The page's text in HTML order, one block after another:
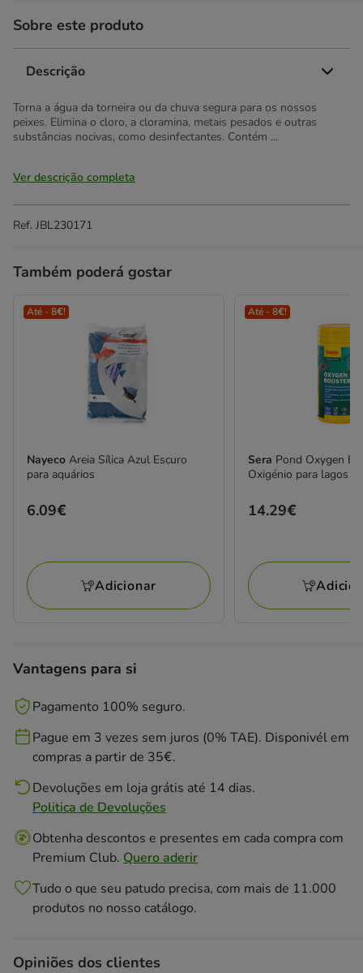
Sobre este produto
Descrição
Torna a água da torneira ou da chuva segura para os nossos
peixes. Elimina o cloro, a cloramina, metais pesados e outras
substâncias nocivas, como desinfectantes. Contém ...
Ver descrição completa
Ref. JBL230171
Também poderá gostar
Até - 8€!
Nayeco Areia Sílica Azul Escuro
para aquários
Preço
6.09€
Adicionar
Até - 8€!
Sera Pond Oxygen
Oxigénio para lagos
Preço
14.29€
Vantagens para si
Pagamento 100% seguro.
Pague em 3 vezes sem juros (0% TAE). Disponivél em
compras a partir de 35€.
Devoluções em loja grátis até 14 dias.
Politica de Devoluções
Obtenha descontos e presentes em cada compra com
Premium Club. Quero aderir
Tudo o que seu patudo precisa, com mais de 11.000
produtos no nosso catálogo.
Opiniões dos clientes